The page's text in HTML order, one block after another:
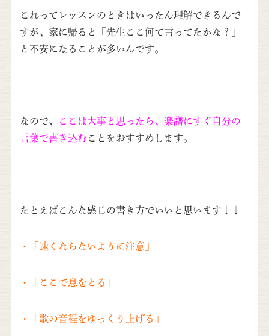
これってレッスンのときはいったん理解できるんで
すが、家に帰ると「先生ここ何て言ってたかな？」
と不安になることが多いんです。
なので、
ここは大事と思ったら、楽譜にすぐ自分の
言葉で書き込む ことをおすすめします。
たとえばこんな感じの書き方でいいと思います↓↓
・「速くならないように注意」
・「ここで息をとる」
・「歌の音程をゆっくり上げる」